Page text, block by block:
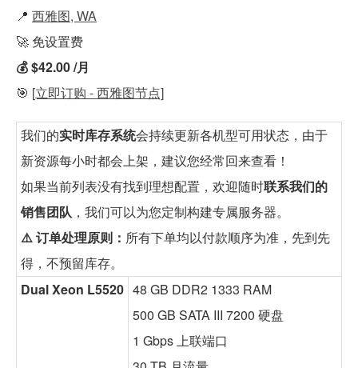
📍 西雅图, WA
🚀 免设置费
💰 $42.00 /月
🎯 [立即订购 - 西雅图节点]
我们的实时库存系统会持续更新各机型可用状态，由于
新资源每小时都会上架，建议您经常回来查看！
如果当前列表没有找到理想配置，欢迎随时联系我们的
销售团队 ，我们可以为您定制构建专属服务器。
⚠️ 订单处理原则： 所有下单均以付款顺序为准，先到先
得，不预留库存。
Dual Xeon L5520 48 GB DDR2 1333 RAM
500 GB SATA III 7200 硬盘
1 Gbps 上联端口